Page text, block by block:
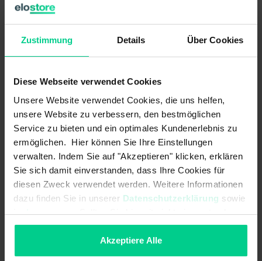
Zustimmung Details Über Cookies
Diese Webseite verwendet Cookies
Unsere Website verwendet Cookies, die uns helfen,
unsere Website zu verbessern, den bestmöglichen
Service zu bieten und ein optimales Kundenerlebnis zu
ermöglichen. Hier können Sie Ihre Einstellungen
verwalten. Indem Sie auf "Akzeptieren" klicken, erklären
Sie sich damit einverstanden, dass Ihre Cookies für
diesen Zweck verwendet werden. Weitere Informationen
dazu finden Sie in unserer Datenschutzerklärung sowie
imImpressum. Sollten Sie hiermit nicht einverstanden
sein, können Sie die Verwendung von Cookies hier
Akzeptiere Alle
Disponible (70 pcs.), délai de livraison 1-3 jours